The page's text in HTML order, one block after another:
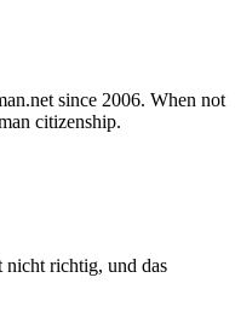
since 2006. When not
citizenship.
nicht richtig, und das